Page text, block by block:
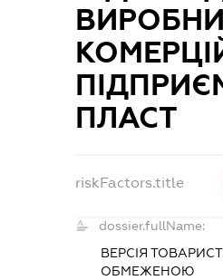
ПЛАСТ
riskFactors.title
dossier.fullName:
ВЕРСІЯ
ОБМЕЖЕНОЮ